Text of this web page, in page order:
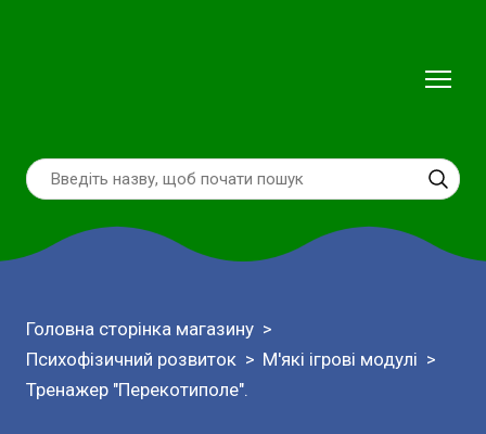
Головна сторінка магазину
Психофізичний розвиток
М'які ігрові модулі
Тренажер "Перекотиполе".